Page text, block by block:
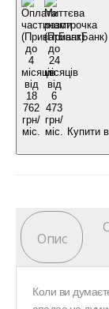
Купити
Опис
Коли ви